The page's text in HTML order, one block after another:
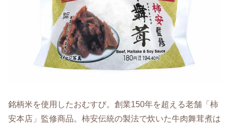
銘柄米を使用したおむすび。創業150年を超える老舗「柿
安本店」監修商品。柿安伝統の製法で炊いた牛肉舞茸煮は